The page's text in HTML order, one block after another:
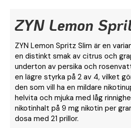
ZYN Lemon
ZYN Lemon Spritz Slim är en
en distinkt smak av citrus och
underton av persika och
en lägre styrka på 2 av 4, vilket
den som vill ha en mildare
helvita och mjuka med låg
nikotinhalt på 9 mg nikotin per
dosa med 21 prillor.